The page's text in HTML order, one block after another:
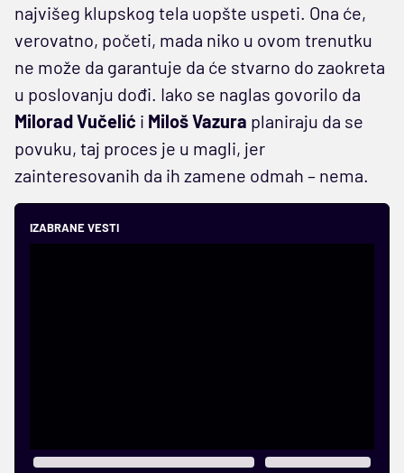
najvišeg klupskog tela uopšte uspeti. Ona će,
verovatno, početi, mada niko u ovom trenutku
ne može da garantuje da će stvarno do zaokreta
u poslovanju dođi. Iako se naglas govorilo da
Milorad Vučelić i Miloš Vazura planiraju da se
povuku, taj proces je u magli, jer
zainteresovanih da ih zamene odmah – nema.
IZABRANE VESTI